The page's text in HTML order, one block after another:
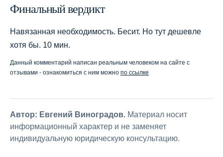
Финальный вердикт
Навязанная необходимость. Бесит. Но тут дешевле
хотя бы. 10 мин.
Данный комментарий написан реальным человеком на сайте с
отзывами - ознакомиться с ним можно по ссылке
Автор: Евгений Виноградов. Материал носит
информационный характер и не заменяет
индивидуальную юридическую консультацию.